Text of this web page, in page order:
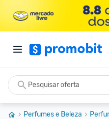
Perfumes e Beleza